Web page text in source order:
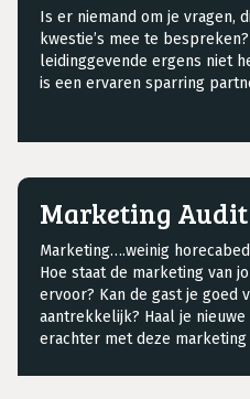
Is er niemand om je vragen,
kwestie’s mee te
leidinggevende ergens niet
is een ervaren sparring
Marketing Audit
Marketing….weinig
Hoe staat de marketing van
ervoor? Kan de gast je goed
aantrekkelijk? Haal je
erachter met deze marketing